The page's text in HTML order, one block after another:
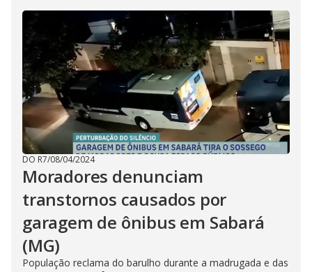
DO R7/08/04/2024
Moradores denunciam
transtornos causados por
garagem de ônibus em Sabará
(MG)
População reclama do barulho durante a madrugada e das